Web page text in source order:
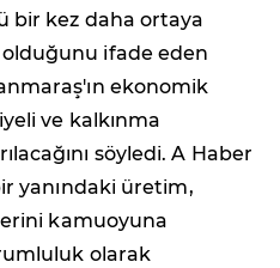
bir kez daha ortaya
ifade eden
ekonomik
ve kalkınma
söyledi. A Haber
yanındaki üretim,
kamuoyuna
olarak